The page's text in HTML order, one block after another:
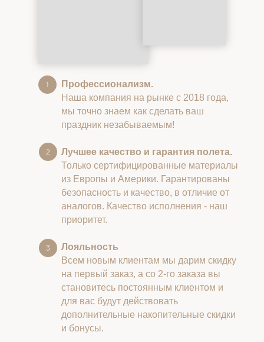
Профессионализм.
Наша компания на рынке с 2018 года,
мы точно знаем как сделать ваш
праздник незабываемым!
Лучшее качество и гарантия полета.
Только сертифицированные материалы
из Европы и Америки. Гарантированы
безопасность и качество, в отличие от
аналогов. Качество исполнения - наш
приоритет.
Лояльность
Всем новым клиентам мы дарим скидку
на первый заказ, а со 2-го заказа вы
становитесь постоянным клиентом и
для вас будут действовать
дополнительные накопительные скидки
и бонусы.